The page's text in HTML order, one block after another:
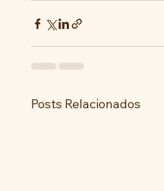
Posts Relacionados